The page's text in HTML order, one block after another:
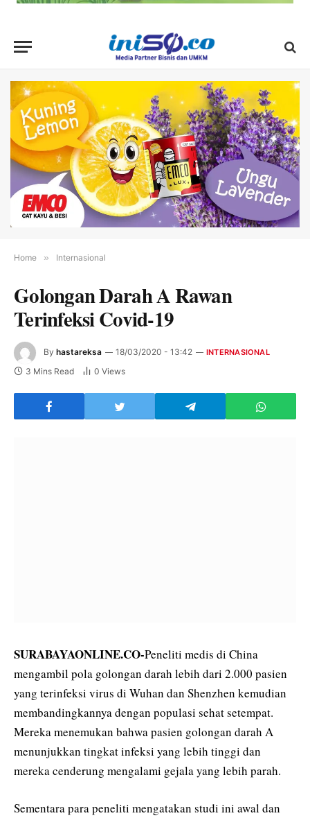
Home » Internasional
Golongan Darah A Rawan
Terinfeksi Covid-19
By hastareksa 18/03/2020 - 13:42 INTERNASIONAL
3 Mins Read 0 Views
SURABAYAONLINE.CO-Peneliti medis di China
mengambil pola golongan darah lebih dari 2.000 pasien
yang terinfeksi virus di Wuhan dan Shenzhen kemudian
membandingkannya dengan populasi sehat setempat.
Mereka menemukan bahwa pasien golongan darah A
menunjukkan tingkat infeksi yang lebih tinggi dan
mereka cenderung mengalami gejala yang lebih parah.
Sementara para peneliti mengatakan studi ini awal dan